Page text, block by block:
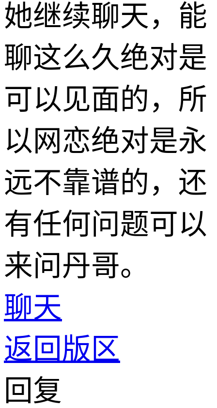
她继续聊天，能
聊这么久绝对是
可以见面的，所
以网恋绝对是永
远不靠谱的，还
有任何问题可以
来问丹哥。
聊天
返回版区
回复